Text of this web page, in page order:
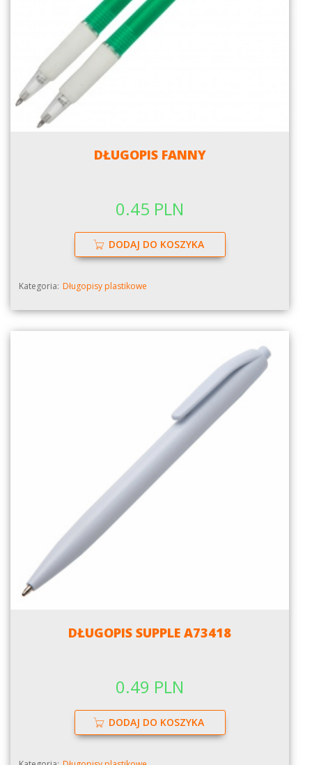
DŁUGOPIS FANNY
0.45 PLN
DODAJ DO KOSZYKA
Kategoria: Długopisy plastikowe
DŁUGOPIS SUPPLE A73418
0.49 PLN
DODAJ DO KOSZYKA